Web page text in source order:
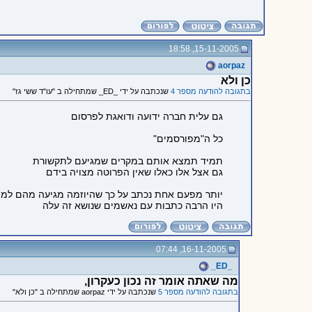
15-11-2005, 18:58
aorpaz
כן ולא
בתגובה להודעה מספר 4 שנכתבה על ידי _ED_ שמתחילה ב "עו"ד ששי גז"
גם עלית חברה ידועה ודואגת לפרסום
כל ה"מפורסמים"
תמיד תמצא אותם במקרים שמגיעם לתקשורת
גם אצל אלו כאלו שאין הפרוטה מצויה בידם
יותר מפעם אחת נכתב על כך שהיוזמה מגיעה מהם
היו הרבה כתבות עם נאשמים שנושא זה עלה
16-11-2005, 07:44
מה שאתה אומר זה נכון כעקרון,
בתגובה להודעה מספר 5 שנכתבה על ידי aorpaz שמתחילה ב "כן ולא"